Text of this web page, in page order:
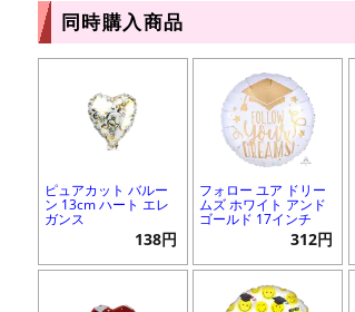
同時購入商品
ピュアカット バルー
ン 13cm ハート エレ
ガンス
138円
フォロー ユア ドリー
ムズ ホワイト アンド
ゴールド 17インチ
312円